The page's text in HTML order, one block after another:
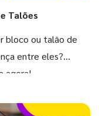
Talões
bloco ou talão de
entre eles?
agora!